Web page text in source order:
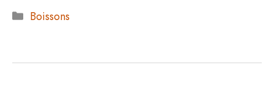
Catégories
Boissons